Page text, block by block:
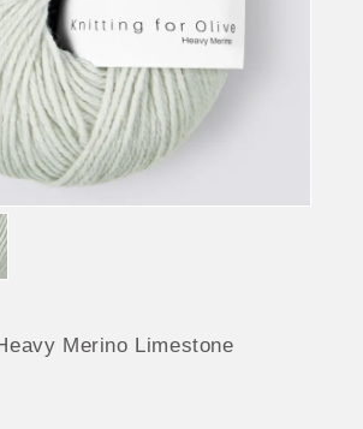
Merino Limestone